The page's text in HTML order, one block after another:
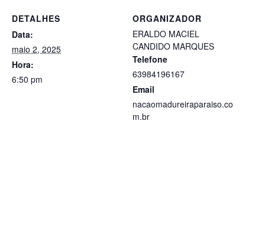
DETALHES
Data:
maio 2, 2025
Hora:
6:50 pm
ORGANIZADOR
ERALDO MACIEL
CANDIDO MARQUES
Telefone
63984196167
Email
nacaomadureiraparaiso.co
m.br